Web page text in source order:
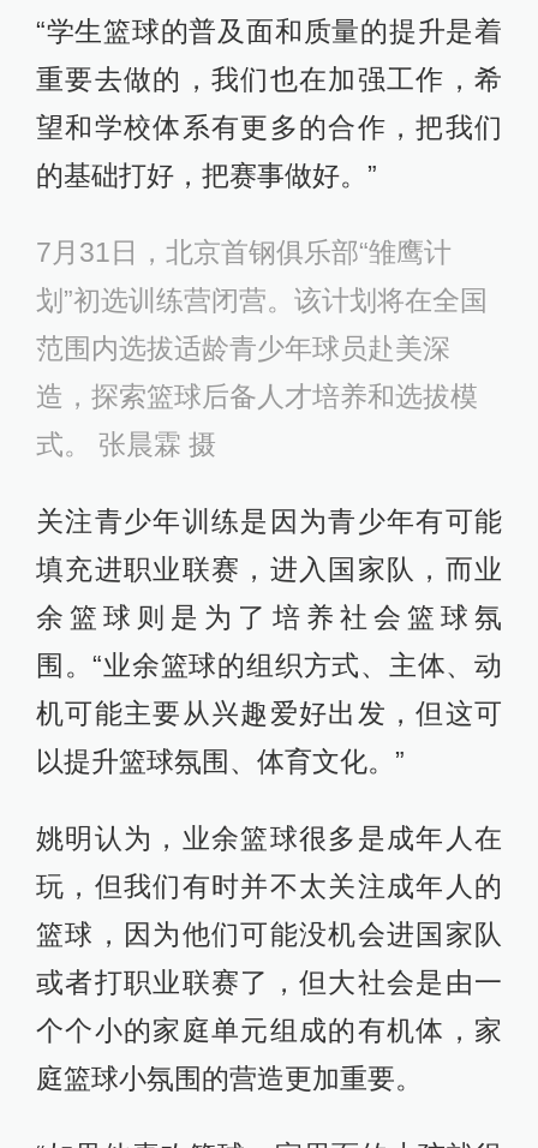
“学生篮球的普及面和质量的提升是着
重要去做的，我们也在加强工作，希
望和学校体系有更多的合作，把我们
的基础打好，把赛事做好。”
7月31日，北京首钢俱乐部“雏鹰计
划”初选训练营闭营。该计划将在全国
范围内选拔适龄青少年球员赴美深
造，探索篮球后备人才培养和选拔模
式。 张晨霖 摄
关注青少年训练是因为青少年有可能
填充进职业联赛，进入国家队，而业
余篮球则是为了培养社会篮球氛
围。“业余篮球的组织方式、主体、动
机可能主要从兴趣爱好出发，但这可
以提升篮球氛围、体育文化。”
姚明认为，业余篮球很多是成年人在
玩，但我们有时并不太关注成年人的
篮球，因为他们可能没机会进国家队
或者打职业联赛了，但大社会是由一
个个小的家庭单元组成的有机体，家
庭篮球小氛围的营造更加重要。